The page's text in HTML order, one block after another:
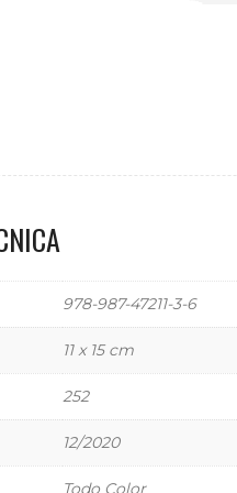
978-987-47211-3-6
11 x 15 cm
252
12/2020
Todo Color